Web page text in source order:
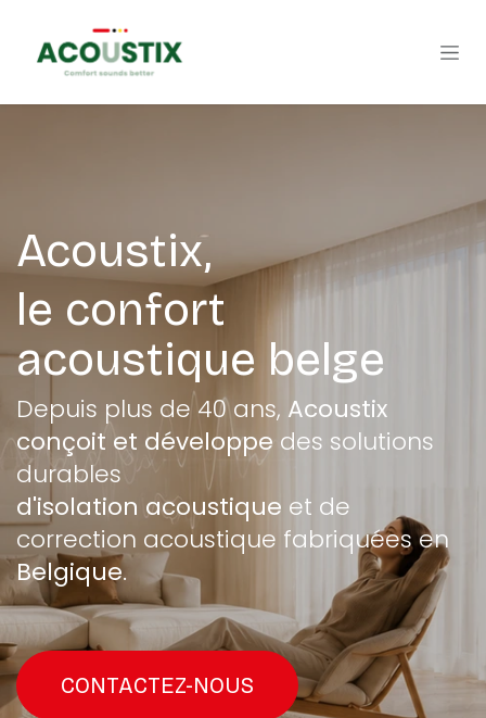
Acoustix,
le confort
acoustique belge
Depuis plus de 40 ans, Acoustix
conçoit et développe des solutions
durables
d'isolation acoustique et de
correction acoustique fabriquées en
Belgique.
CONTACTEZ-NOUS